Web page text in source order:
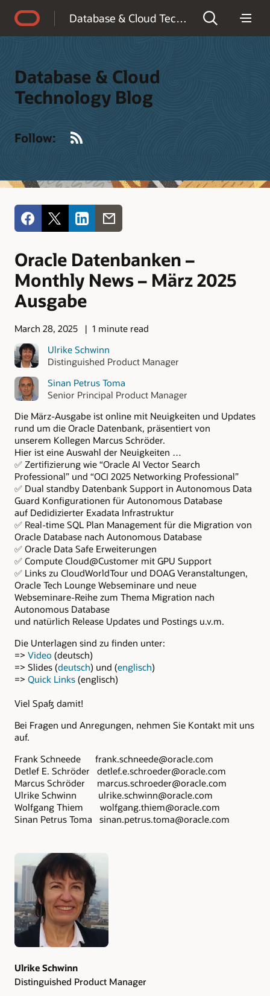
Database & Cloud Technology Blog
Database & Cloud
Technology Blog
Follow:
Oracle Datenbanken –
Monthly News – März 2025
Ausgabe
March 28, 2025
1 minute read
Ulrike Schwinn
Distinguished Product Manager
Sinan Petrus Toma
Senior Principal Product Manager
Die März-Ausgabe ist online mit Neuigkeiten und Updates
rund um die Oracle Datenbank, präsentiert von
unserem Kollegen Marcus Schröder.
Hier ist eine Auswahl der Neuigkeiten …
✅ Zertifizierung wie “Oracle AI Vector Search
Professional” und “OCI 2025 Networking Professional”
✅ Dual standby Datenbank Support in Autonomous Data
Guard Konfigurationen für Autonomous Database
auf Dedidizierter Exadata Infrastruktur
✅ Real-time SQL Plan Management für die Migration von
Oracle Database nach Autonomous Database
✅ Oracle Data Safe Erweiterungen
✅ Compute Cloud@Customer mit GPU Support
✅ Links zu CloudWorldTour und DOAG Veranstaltungen,
Oracle Tech Lounge Webseminare und neue
Webseminare-Reihe zum Thema Migration nach
Autonomous Database
und natürlich Release Updates und Postings u.v.m.
Die Unterlagen sind zu finden unter:
=> Video (deutsch)
=> Slides (deutsch) und (englisch)
=> Quick Links (englisch)
Viel Spaß damit!
Bei Fragen und Anregungen, nehmen Sie Kontakt mit uns
auf.
Frank Schneede frank.schneede@oracle.com
Detlef E. Schröder detlef.e.schroeder@oracle.com
Marcus Schröder marcus.schroeder@oracle.com
Ulrike Schwinn ulrike.schwinn@oracle.com
Wolfgang Thiem wolfgang.thiem@oracle.com
Sinan Petrus Toma sinan.petrus.toma@oracle.com
Authors
Ulrike Schwinn
Distinguished Product Manager